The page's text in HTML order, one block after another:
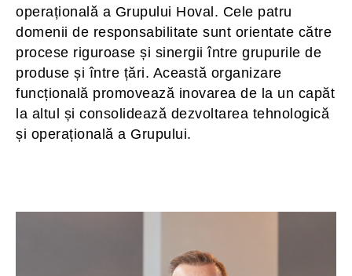
operațională a Grupului Hoval. Cele patru
domenii de responsabilitate sunt orientate către
procese riguroase și sinergii între grupurile de
produse și între țări. Această organizare
funcțională promovează inovarea de la un capăt
la altul și consolidează dezvoltarea tehnologică
și operațională a Grupului.